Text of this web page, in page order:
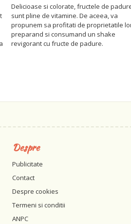
Delicioase si colorate, fructele de
sunt pline de vitamine. De aceea, va
propunem sa profitati de proprietatile
preparand si consumand un shake
revigorant cu fructe de padure.
Despre
Publicitate
Contact
Despre cookies
Termeni si conditii
ANPC